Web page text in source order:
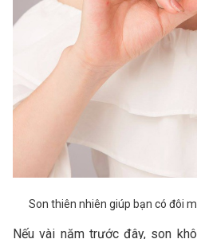
Son thiên nhiên giúp bạn có đôi
Nếu vài năm trước đây, son